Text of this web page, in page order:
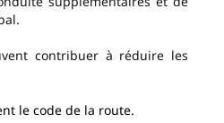
contribuer à réduire les
le code de la route.